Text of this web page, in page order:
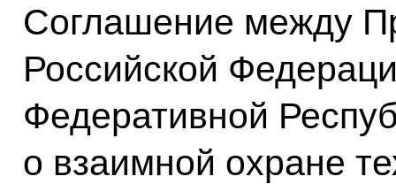
Соглашение между
Российской
Федеративной
о взаимной охране